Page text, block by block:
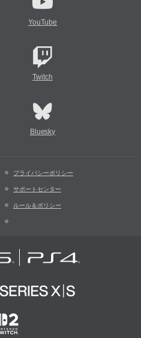
YouTube
Twitch
Bluesky
プライバシーポリシー
サポートセンター
ルール＆ポリシー